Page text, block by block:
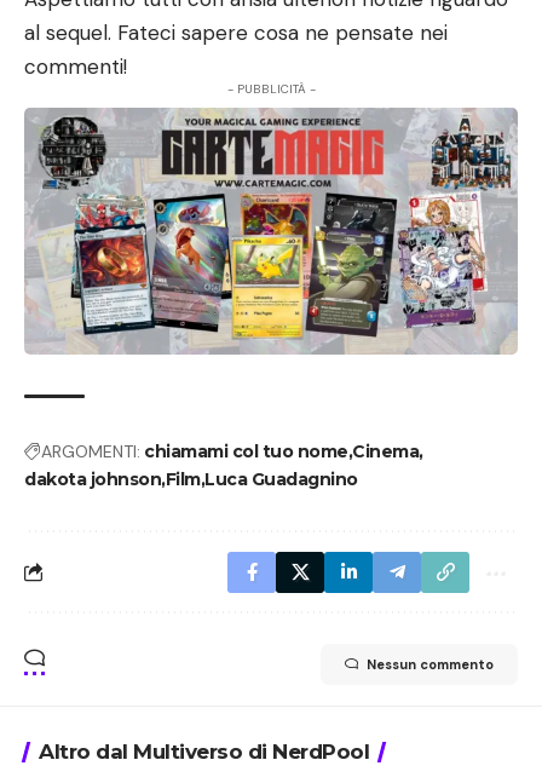
al sequel. Fateci sapere cosa ne pensate nei
commenti!
- PUBBLICITÀ -
ARGOMENTI: chiamami col tuo nome Cinema
dakota johnsonFilmLuca Guadagnino
Nessun commento
Altro dal Multiverso di NerdPool